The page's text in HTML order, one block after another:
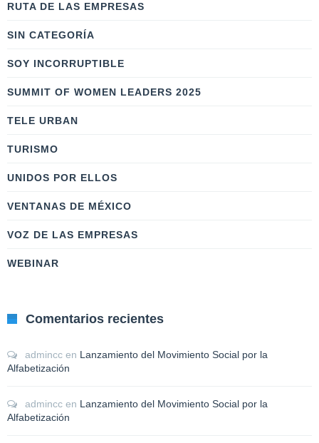
RUTA DE LAS EMPRESAS
SIN CATEGORÍA
SOY INCORRUPTIBLE
SUMMIT OF WOMEN LEADERS 2025
TELE URBAN
TURISMO
UNIDOS POR ELLOS
VENTANAS DE MÉXICO
VOZ DE LAS EMPRESAS
WEBINAR
Comentarios recientes
admincc en Lanzamiento del Movimiento Social por la
Alfabetización
admincc en Lanzamiento del Movimiento Social por la
Alfabetización